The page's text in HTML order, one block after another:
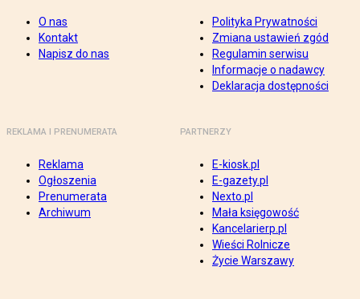
O nas
Kontakt
Napisz do nas
Polityka Prywatności
Zmiana ustawień zgód
Regulamin serwisu
Informacje o nadawcy
Deklaracja dostępności
REKLAMA I PRENUMERATA
Reklama
Ogłoszenia
Prenumerata
Archiwum
PARTNERZY
E-kiosk.pl
E-gazety.pl
Nexto.pl
Mała księgowość
Kancelarierp.pl
Wieści Rolnicze
Życie Warszawy